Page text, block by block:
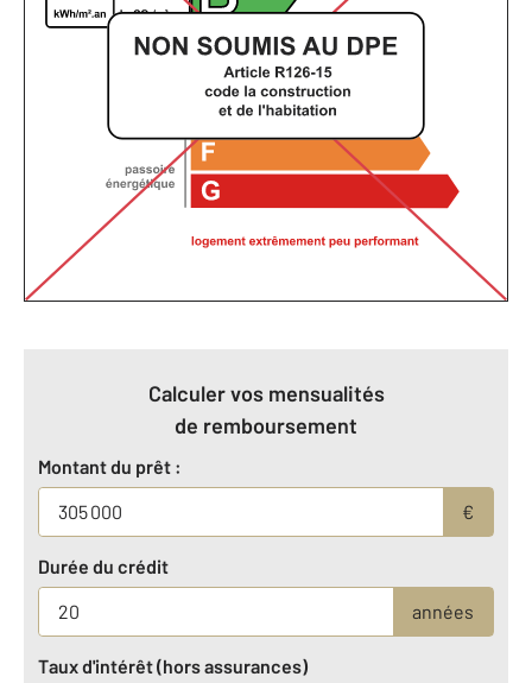
Calculer vos mensualités
de remboursement
Montant du prêt :
€
Durée du crédit
années
Taux d'intérêt (hors assurances)